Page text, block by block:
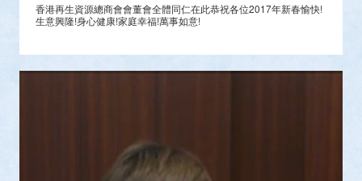
香港再生資源總商會會董會全體同仁在此恭祝各位2017年新春愉快!
生意興隆!身心健康!家庭幸福!萬事如意!